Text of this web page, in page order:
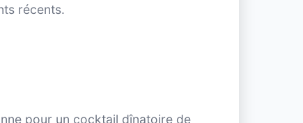
récents.
pour un cocktail dînatoire de